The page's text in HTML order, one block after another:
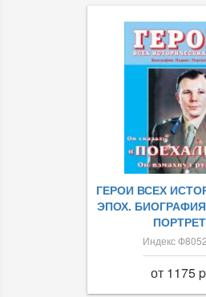
ГЕРОИ ВСЕХ
ЭПОХ.
ПОРТРЕТ
Индекс
от 1175 p